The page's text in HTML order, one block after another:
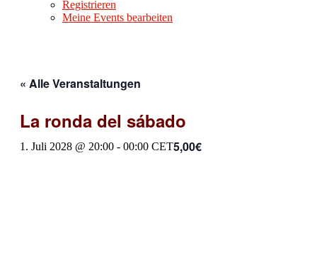
Registrieren
Meine Events bearbeiten
« Alle Veranstaltungen
La ronda del sábado
1. Juli 2028 @ 20:00 - 00:00 CET5,00€